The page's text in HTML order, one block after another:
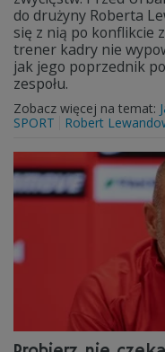
do drużyny Roberta
się z nią po konflikcie
trener kadry nie
jak jego poprzednik
zespołu.
Zobacz więcej na temat:
SPORT
Robert